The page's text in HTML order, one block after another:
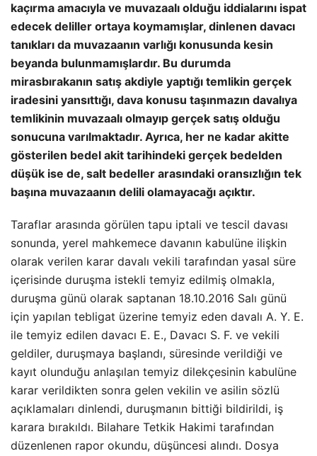
kaçırma amacıyla ve muvazaalı olduğu iddialarını ispat
edecek deliller ortaya koymamışlar, dinlenen davacı
tanıkları da muvazaanın varlığı konusunda kesin
beyanda bulunmamışlardır. Bu durumda
mirasbırakanın satış akdiyle yaptığı temlikin gerçek
iradesini yansıttığı, dava konusu taşınmazın davalıya
temlikinin muvazaalı olmayıp gerçek satış olduğu
sonucuna varılmaktadır. Ayrıca, her ne kadar akitte
gösterilen bedel akit tarihindeki gerçek bedelden
düşük ise de, salt bedeller arasındaki oransızlığın tek
başına muvazaanın delili olamayacağı açıktır.
Taraflar arasında görülen tapu iptali ve tescil davası
sonunda, yerel mahkemece davanın kabulüne ilişkin
olarak verilen karar davalı vekili tarafından yasal süre
içerisinde duruşma istekli temyiz edilmiş olmakla,
duruşma günü olarak saptanan 18.10.2016 Salı günü
için yapılan tebligat üzerine temyiz eden davalı A. Y. E.
ile temyiz edilen davacı E. E., Davacı S. F. ve vekili
geldiler, duruşmaya başlandı, süresinde verildiği ve
kayıt olunduğu anlaşılan temyiz dilekçesinin kabulüne
karar verildikten sonra gelen vekilin ve asilin sözlü
açıklamaları dinlendi, duruşmanın bittiği bildirildi, iş
karara bırakıldı. Bilahare Tetkik Hakimi tarafından
düzenlenen rapor okundu, düşüncesi alındı. Dosya